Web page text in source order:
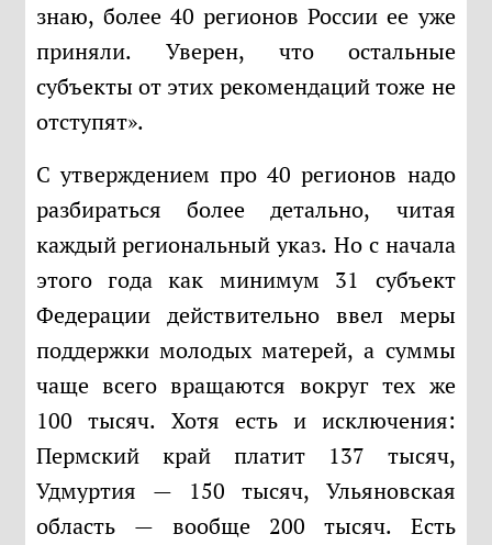
знаю, более 40 регионов России ее уже
приняли. Уверен, что остальные
субъекты от этих рекомендаций тоже не
отступят».
С утверждением про 40 регионов надо
разбираться более детально, читая
каждый региональный указ. Но с начала
этого года как минимум 31 субъект
Федерации действительно ввел меры
поддержки молодых матерей, а суммы
чаще всего вращаются вокруг тех же
100 тысяч. Хотя есть и исключения:
Пермский край платит 137 тысяч,
Удмуртия — 150 тысяч, Ульяновская
область — вообще 200 тысяч. Есть